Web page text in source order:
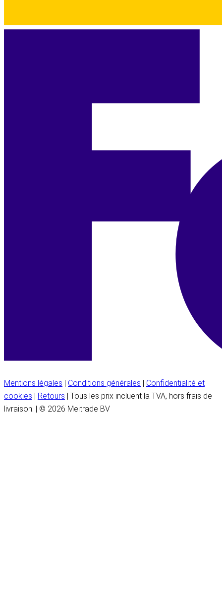
Mentions légales | Conditions générales | Confidentialité et
cookies | Retours | Tous les prix incluent la TVA, hors frais de
livraison. | © 2026 Meitrade BV